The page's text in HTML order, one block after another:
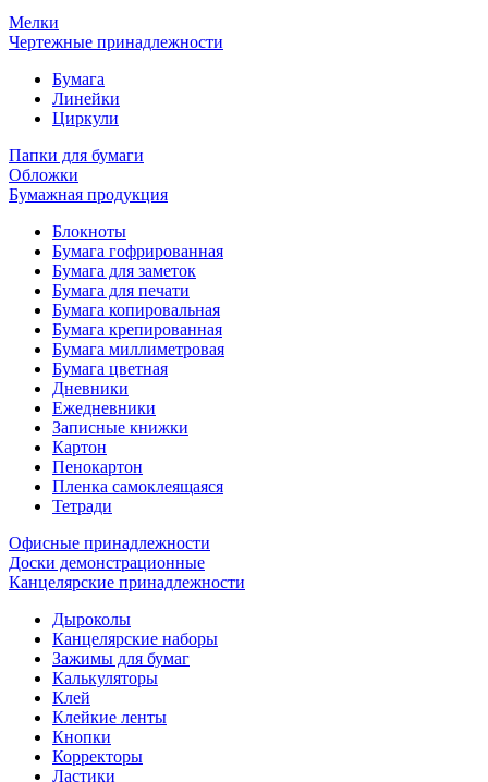
Мелки
Чертежные принадлежности
Бумага
Линейки
Циркули
Папки для бумаги
Обложки
Бумажная продукция
Блокноты
Бумага гофрированная
Бумага для заметок
Бумага для печати
Бумага копировальная
Бумага крепированная
Бумага миллиметровая
Бумага цветная
Дневники
Ежедневники
Записные книжки
Картон
Пенокартон
Пленка самоклеящаяся
Тетради
Офисные принадлежности
Доски демонстрационные
Канцелярские принадлежности
Дыроколы
Канцелярские наборы
Зажимы для бумаг
Калькуляторы
Клей
Клейкие ленты
Кнопки
Корректоры
Ластики